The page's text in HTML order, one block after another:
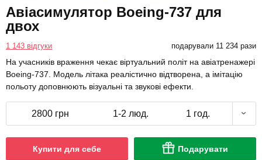
Авіасимулятор Boeing-737 для
двох
1 143 відгуки подарували 11 234 рази
На учасників враження чекає віртуальний політ на авіатренажері
Boeing-737. Модель літака реалістично відтворена, а імітацію
польоту доповнюють візуальні та звукові ефекти.
2800 грн 1-2 люд. 1 год.
Купити для себе Подарувати